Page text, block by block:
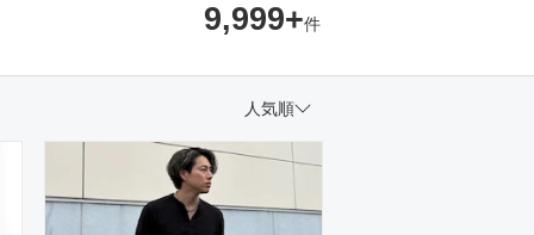
9,999+件
人気順